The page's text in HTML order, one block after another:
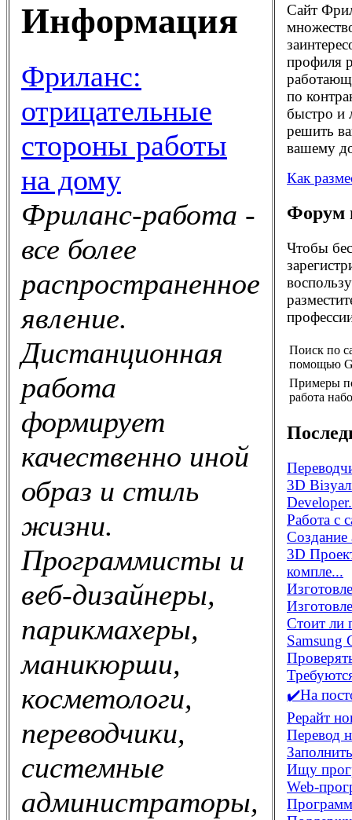
Информация
Фриланс:
отрицательные
стороны работы
на дому
Фриланс-работа -
все более
распространенное
явление.
Дистанционная
работа
формирует
качественно иной
образ и стиль
жизни.
Программисты и
веб-дизайнеры,
парикмахеры,
маникюрши,
косметологи,
переводчики,
системные
администраторы,
Сайт
профиля
по
быстро и
решить
вашему
Как
Форум
Чтобы
Поиск по
помощью
Примеры
работа
3D
Работа с
Создание
3D
компле...
Стоит ли
Samsung
✔️На
Рерайт
Перевод
Ищу
Web-